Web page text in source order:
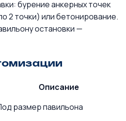
бурение анкерных точек
2 точки) или бетонирование.
остановки —
Описание
размер павильона